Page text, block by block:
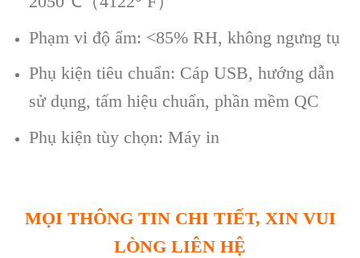
Phạm vi độ ẩm: <85% RH, không ngưng tụ
Phụ kiện tiêu chuẩn: Cáp USB, hướng dẫn
sử dụng, tấm hiệu chuẩn, phần mềm QC
Phụ kiện tùy chọn: Máy in
MỌI THÔNG TIN CHI TIẾT, XIN VUI
LÒNG LIÊN HỆ